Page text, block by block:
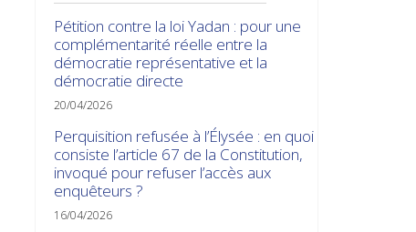
Pétition contre la loi Yadan : pour une
complémentarité réelle entre la
démocratie représentative et la
démocratie directe
20/04/2026
Perquisition refusée à l’Élysée : en quoi
consiste l’article 67 de la Constitution,
invoqué pour refuser l’accès aux
enquêteurs ?
16/04/2026